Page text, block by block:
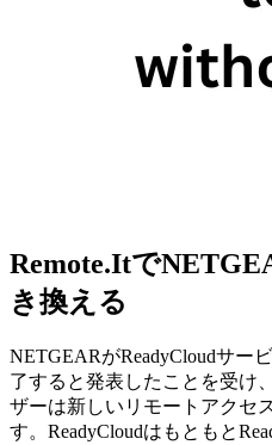
Remote.Itで
き換える
NETGEARがReadyCloudサー
了すると発表したことを受け
ザーは新しいリモートアクセ
す。ReadyCloudはもともと